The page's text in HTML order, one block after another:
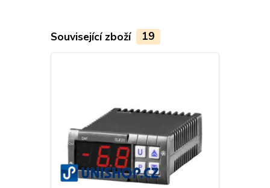
Související zboží 19